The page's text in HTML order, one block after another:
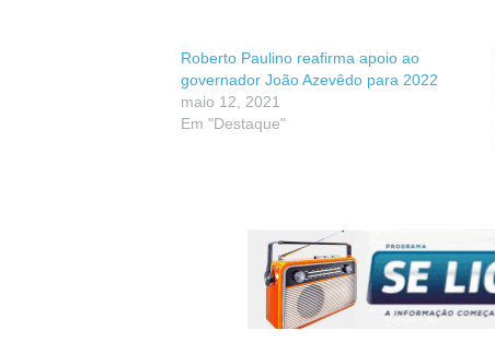
Roberto Paulino reafirma apoio ao
governador João Azevêdo para 2022
maio 12, 2021
Em "Destaque"